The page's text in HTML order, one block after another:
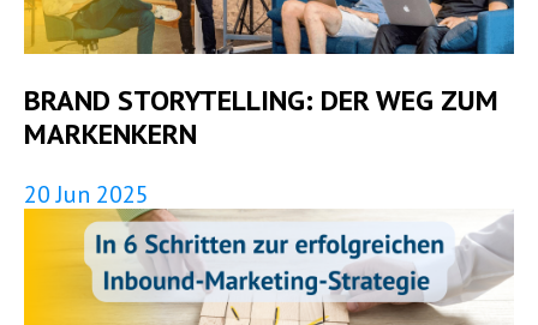
BRAND STORYTELLING: DER WEG ZUM
MARKENKERN
20 Jun 2025